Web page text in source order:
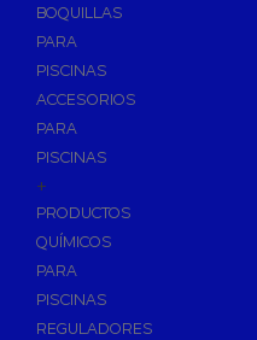
BOQUILLAS
PARA
PISCINAS
ACCESORIOS
PARA
PISCINAS
+
PRODUCTOS
QUÍMICOS
PARA
PISCINAS
REGULADORES